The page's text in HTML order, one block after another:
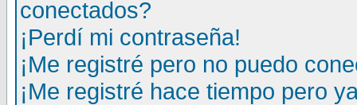
conectados?
¡Perdí mi contraseña!
¡Me registré pero no puedo
¡Me registré hace tiempo pero